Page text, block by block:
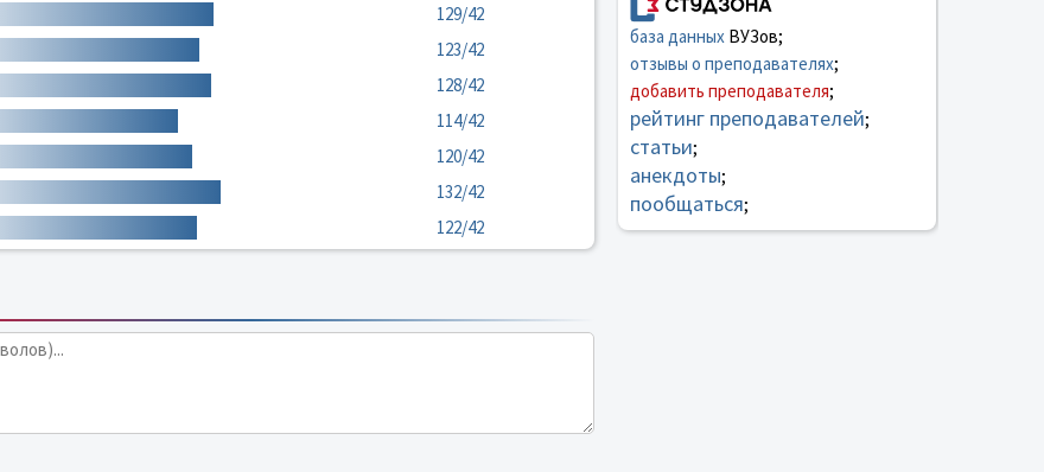
129/42
123/42
128/42
114/42
120/42
132/42
122/42
база данныхВУЗов;
отзывы о преподавателях;
добавить преподавателя;
рейтинг преподавателей;
статьи;
анекдоты;
пообщаться;